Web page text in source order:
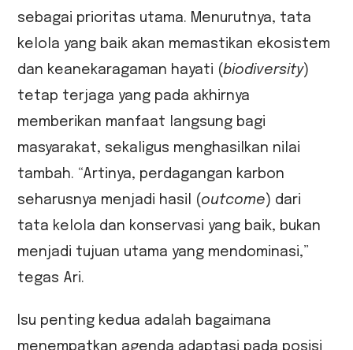
sebagai prioritas utama. Menurutnya, tata
kelola yang baik akan memastikan ekosistem
dan keanekaragaman hayati (biodiversity)
tetap terjaga yang pada akhirnya
memberikan manfaat langsung bagi
masyarakat, sekaligus menghasilkan nilai
tambah. “Artinya, perdagangan karbon
seharusnya menjadi hasil (outcome) dari
tata kelola dan konservasi yang baik, bukan
menjadi tujuan utama yang mendominasi,”
tegas Ari.
Isu penting kedua adalah bagaimana